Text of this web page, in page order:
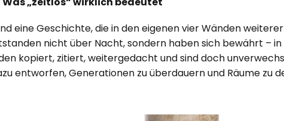
eine Geschichte, die in den eigenen vier Wänden
nicht über Nacht, sondern haben sich bewährt – in
kopiert, zitiert, weitergedacht und sind doch
entworfen, Generationen zu überdauern und Räume zu